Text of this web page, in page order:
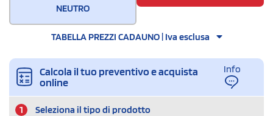
NEUTRO
TABELLA PREZZI CADAUNO | Iva esclusa
Calcola il tuo preventivo e acquista
online
Info
1 Seleziona il tipo di prodotto